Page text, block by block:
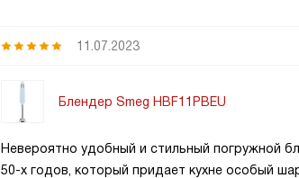
11.07.2023
Блендер Smeg HBF11PBEU
Невероятно удобный и стильный погружной
50-х годов, который придает кухне особый